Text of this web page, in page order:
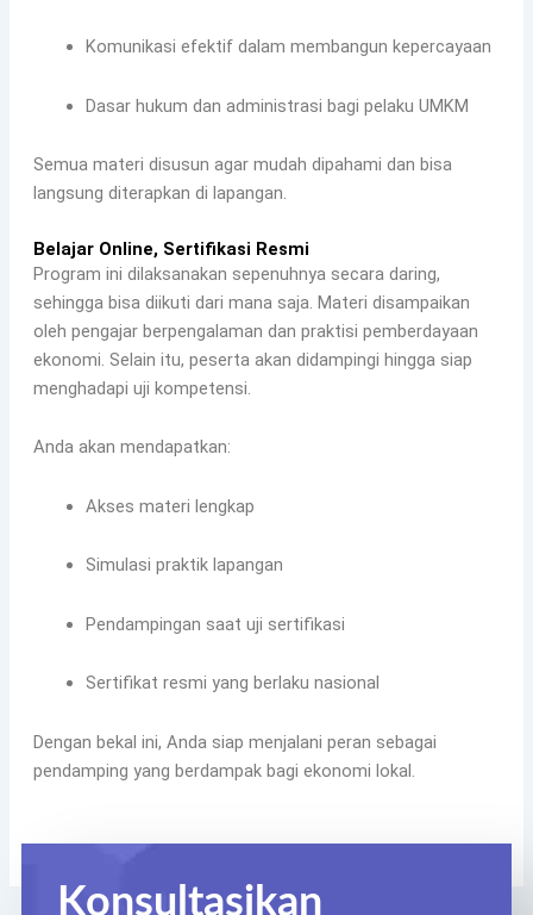
Komunikasi efektif dalam membangun kepercayaan
Dasar hukum dan administrasi bagi pelaku UMKM
Semua materi disusun agar mudah dipahami dan bisa
langsung diterapkan di lapangan.
Belajar Online, Sertifikasi Resmi
Program ini dilaksanakan sepenuhnya secara daring,
sehingga bisa diikuti dari mana saja. Materi disampaikan
oleh pengajar berpengalaman dan praktisi pemberdayaan
ekonomi. Selain itu, peserta akan didampingi hingga siap
menghadapi uji kompetensi.
Anda akan mendapatkan:
Akses materi lengkap
Simulasi praktik lapangan
Pendampingan saat uji sertifikasi
Sertifikat resmi yang berlaku nasional
Dengan bekal ini, Anda siap menjalani peran sebagai
pendamping yang berdampak bagi ekonomi lokal.
Konsultasikan